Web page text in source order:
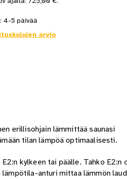
4-5 päivää
arvio
erillisohjain lämmittää saunasi
tilan lämpöä optimaalisesti.
kylkeen tai päälle. Tahko E2:n
anturi mittaa lämmön